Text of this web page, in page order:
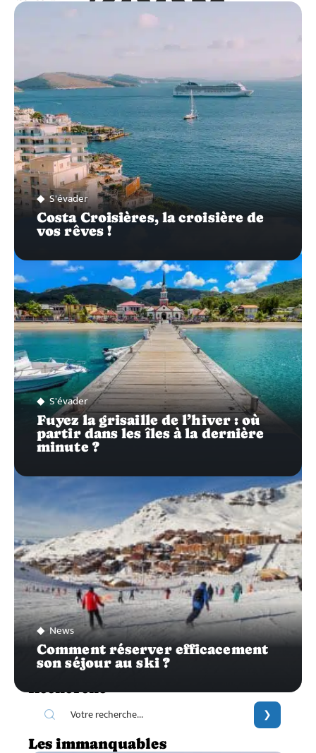
SUR…
S'évader
Costa Croisières, la croisière de
vos rêves !
S'évader
Fuyez la grisaille de l’hiver : où
partir dans les îles à la dernière
minute ?
News
Comment réserver efficacement
son séjour au ski ?
Recherche
Les immanquables